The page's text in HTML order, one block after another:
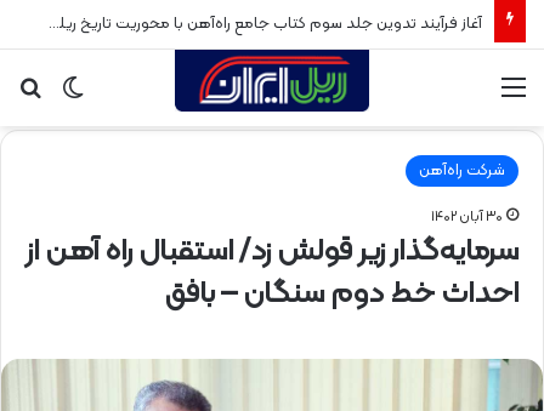
آغاز فرآیند تدوین جلد سوم کتاب جامع راه‌آهن با محوریت تاریخ ریلی پس از انقلاب اسلامی
تغییر
پوسته
شرکت راه‌آهن
۳۰ آبان ۱۴۰۲
سرمایه‌گذار زیر قولش زد/ استقبال راه آهن از
احداث خط دوم سنگان – بافق